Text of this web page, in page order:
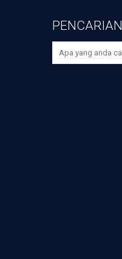
PENCARIAN